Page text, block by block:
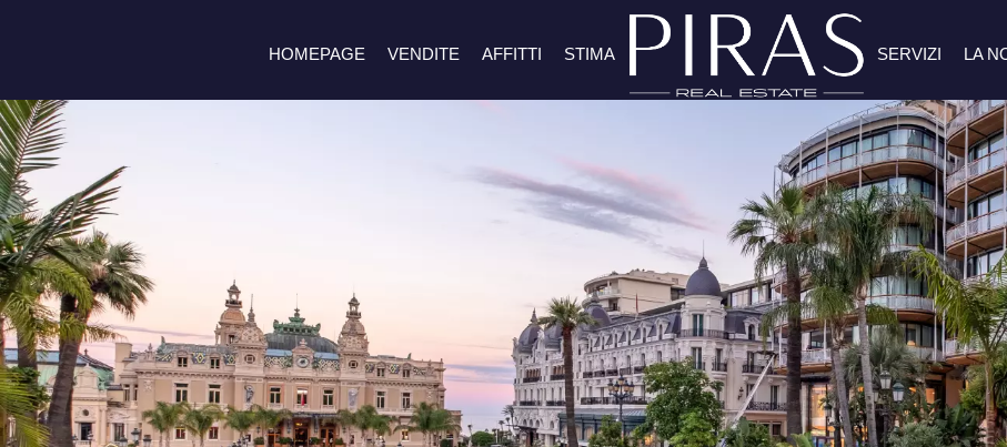
HOMEPAGE VENDITE AFFITTI STIMA SERVIZI LA